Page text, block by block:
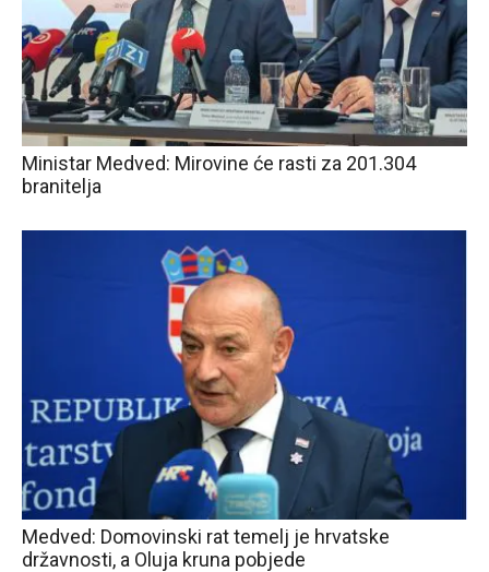
Ministar Medved: Mirovine će rasti za 201.304
branitelja
Medved: Domovinski rat temelj je hrvatske
državnosti, a Oluja kruna pobjede